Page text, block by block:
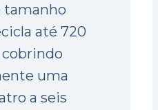
tamanho
até 720
uma
a seis